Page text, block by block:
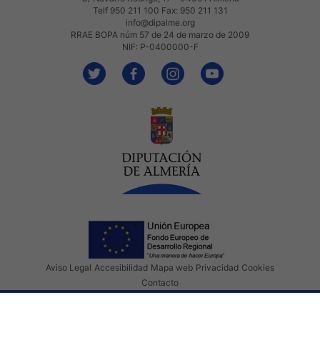
Telf 950 211 100 Fax: 950 211 131
info@dipalme.org
RRAE BOPA núm 57 de 24 de marzo de 2009
NIF: P-0400000-F
Aviso Legal Accesibilidad Mapa web Privacidad Cookies
Contacto